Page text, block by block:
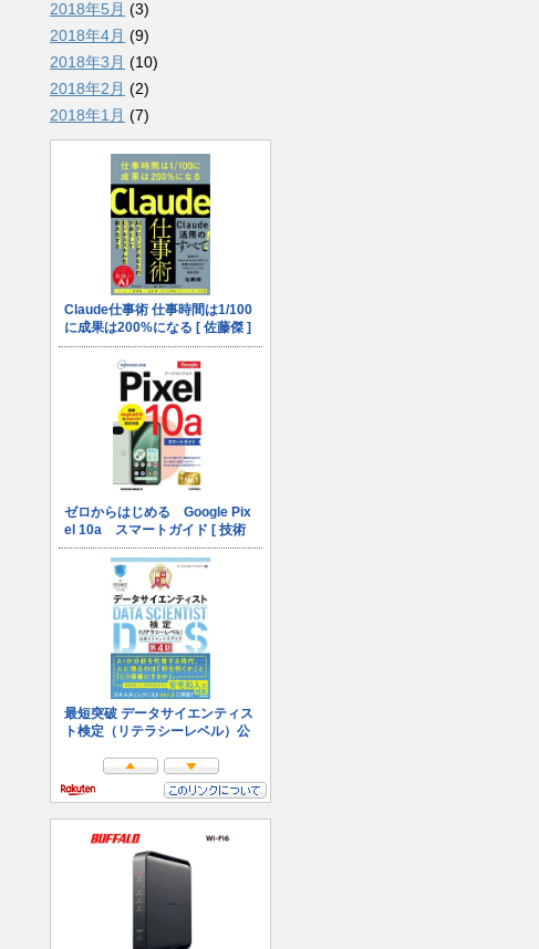
2018年5月 (3)
2018年4月 (9)
2018年3月 (10)
2018年2月 (2)
2018年1月 (7)